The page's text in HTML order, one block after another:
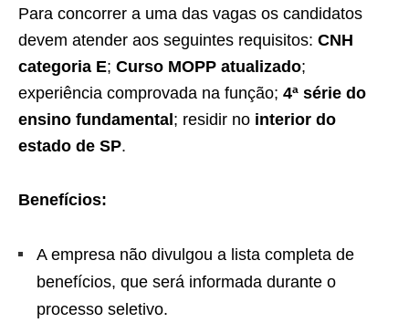
Para concorrer a uma das vagas os candidatos
devem atender aos seguintes requisitos: CNH
categoria E; Curso MOPP atualizado;
experiência comprovada na função; 4ª série do
ensino fundamental ; residir no interior do
estado de SP.
Benefícios:
A empresa não divulgou a lista completa de
benefícios, que será informada durante o
processo seletivo.